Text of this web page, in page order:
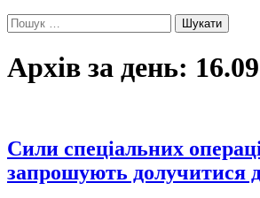
Пошук:
Архів за день:
Сили спеціальних
запрошують долучитися